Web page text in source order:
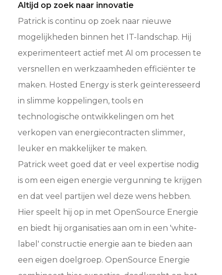
Altijd op zoek naar innovatie
Patrick is continu op zoek naar nieuwe
mogelijkheden binnen het IT-landschap. Hij
experimenteert actief met AI om processen te
versnellen en werkzaamheden efficiënter te
maken. Hosted Energy is sterk geïnteresseerd
in slimme koppelingen, tools en
technologische ontwikkelingen om het
verkopen van energiecontracten slimmer,
leuker en makkelijker te maken.
Patrick weet goed dat er veel expertise nodig
is om een eigen energie vergunning te krijgen
en dat veel partijen wel deze wens hebben.
Hier speelt hij op in met OpenSource Energie
en biedt hij organisaties aan om in een 'white-
label' constructie energie aan te bieden aan
een eigen doelgroep. OpenSource Energie